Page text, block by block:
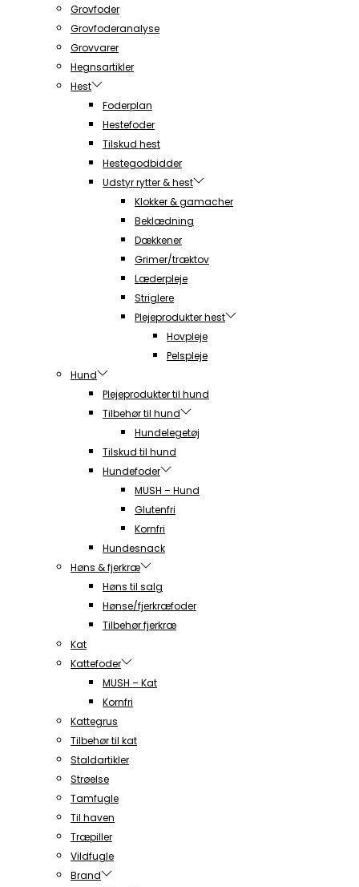
Grovfoder
Grovfoderanalyse
Grovvarer
Hegnsartikler
Hest
Foderplan
Hestefoder
Tilskud hest
Hestegodbidder
Udstyr rytter & hest
Klokker & gamacher
Beklædning
Dækkener
Grimer/træktov
Læderpleje
Striglere
Plejeprodukter hest
Hovpleje
Pelspleje
Hund
Plejeprodukter til hund
Tilbehør til hund
Hundelegetøj
Tilskud til hund
Hundefoder
MUSH – Hund
Glutenfri
Kornfri
Hundesnack
Høns & fjerkræ
Høns til salg
Hønse/fjerkræfoder
Tilbehør fjerkræ
Kat
Kattefoder
MUSH – Kat
Kornfri
Kattegrus
Tilbehør til kat
Staldartikler
Strøelse
Tamfugle
Til haven
Træpiller
Vildfugle
Brand